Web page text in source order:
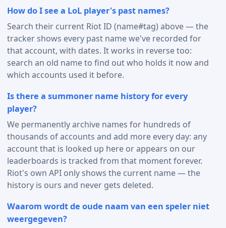
How do I see a LoL player's past names?
Search their current Riot ID (name#tag) above — the
tracker shows every past name we've recorded for
that account, with dates. It works in reverse too:
search an old name to find out who holds it now and
which accounts used it before.
Is there a summoner name history for every
player?
We permanently archive names for hundreds of
thousands of accounts and add more every day: any
account that is looked up here or appears on our
leaderboards is tracked from that moment forever.
Riot's own API only shows the current name — the
history is ours and never gets deleted.
Waarom wordt de oude naam van een speler niet
weergegeven?